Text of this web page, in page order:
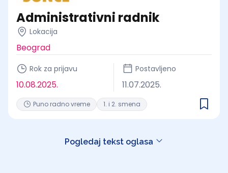
Administrativni radnik
Lokacija
Beograd
Rok za prijavu
10.08.2025.
Postavljeno
11.07.2025.
Puno radno vreme 1. i 2. smena
Pogledaj tekst oglasa